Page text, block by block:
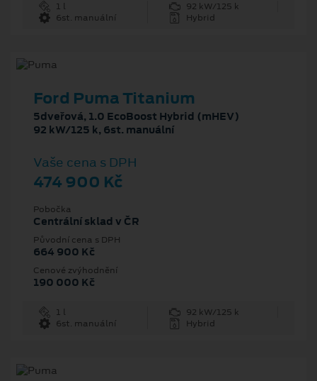
1 l
92 kW/125 k
6st. manuální
Hybrid
Ford Puma Titanium
5dveřová, 1.0 EcoBoost Hybrid (mHEV)
92 kW/125 k, 6st. manuální
Vaše cena s DPH
474 900 Kč
Pobočka
Centrální sklad v ČR
Původní cena s DPH
664 900 Kč
Cenové zvýhodnění
190 000 Kč
1 l
92 kW/125 k
6st. manuální
Hybrid